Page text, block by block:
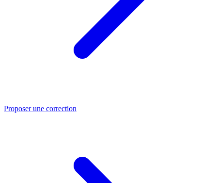
Proposer une correction